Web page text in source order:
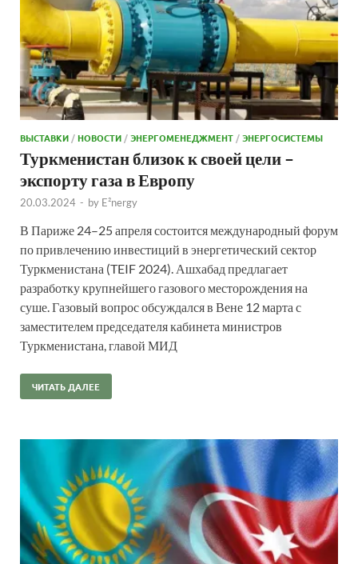
ВЫСТАВКИ/НОВОСТИ/ЭНЕРГОМЕНЕДЖМЕНТ/ЭНЕРГОСИСТЕМЫ
Туркменистан близок к своей цели –
экспорту газа в Европу
20.03.2024 - by E²nergy
В Париже 24–25 апреля состоится международный форум
по привлечению инвестиций в энергетический сектор
Туркменистана (TEIF 2024). Ашхабад предлагает
разработку крупнейшего газового месторождения на
суше. Газовый вопрос обсуждался в Вене 12 марта с
заместителем председателя кабинета министров
Туркменистана, главой МИД
ЧИТАТЬ ДАЛЕЕ